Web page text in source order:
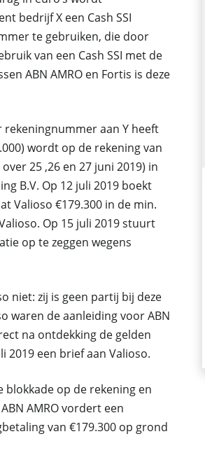
bedrijf X een Cash SSI
te gebruiken, die door
van een Cash SSI met de
ABN AMRO en Fortis is deze
rekeningnummer aan Y heeft
wordt op de rekening van
25 ,26 en 27 juni 2019) in
B.V. Op 12 juli 2019 boekt
Valioso €179.300 in de min.
Op 15 juli 2019 stuurt
op te zeggen wegens
niet: zij is geen partij bij deze
waren de aanleiding voor ABN
na ontdekking de gelden
2019 een brief aan Valioso.
op de rekening en
AMRO vordert een
van €179.300 op grond